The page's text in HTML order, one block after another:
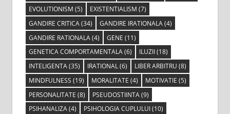
EVOLUTIONISM (5) EXISTENTIALISM (7)
GANDIRE CRITICA(34) GANDIRE IRATIONALA(4)
GANDIRE RATIONALA(4) GENE (11)
GENETICA COMPORTAMENTALA(6) ILUZII(18)
INTELIGENTA(35) IRATIONAL(6) LIBER ARBITRU (8)
MINDFULNESS (19) MORALITATE (4) MOTIVATIE (5)
PERSONALITATE (8) PSEUDOSTIINTA(9)
PSIHANALIZA(4) PSIHOLOGIA CUPLULUI(10)